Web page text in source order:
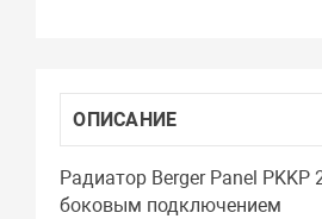
ОПИСАНИЕ
Радиатор Berger Panel PKKP
боковым подключением